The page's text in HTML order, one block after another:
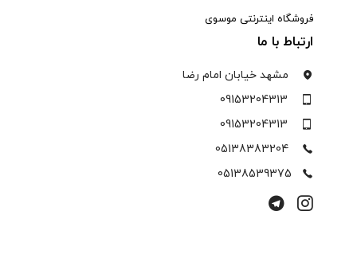
فروشگاه اینترنتی موسوی
ارتباط با ما
مشهد خیابان امام رضا
09153204313
09153204313
05138383204
05138539375